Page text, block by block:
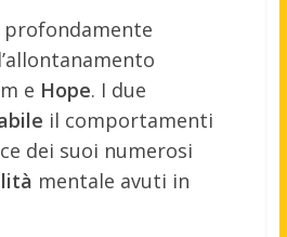
profondamente
e Hope. I due
il comportamenti
dei suoi numerosi
mentale avuti in